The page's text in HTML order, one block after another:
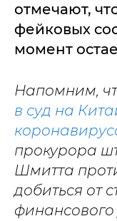
отмечают,
фейковых
момент
Напомним,
в суд на
прокурора
Шмитта
добиться от
финансового